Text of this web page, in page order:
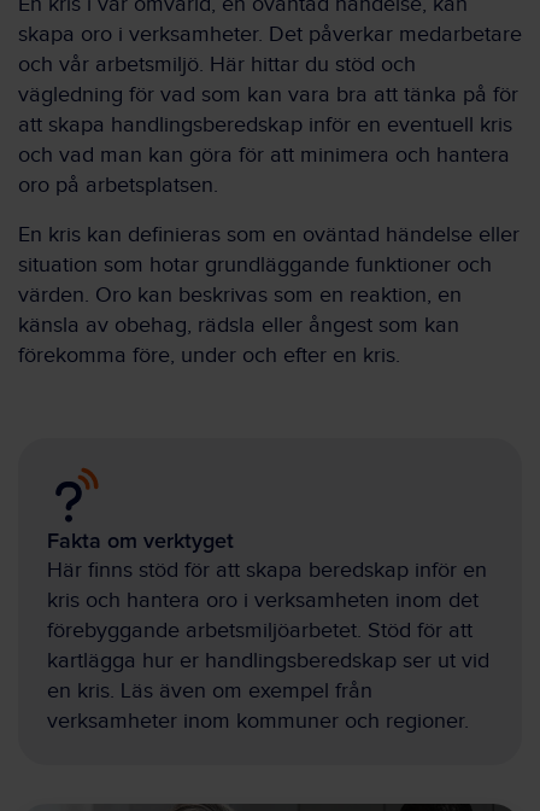
skapa oro i verksamheter. Det påverkar medarbetare
och vår arbetsmiljö. Här hittar du stöd och
vägledning för vad som kan vara bra att tänka på för
att skapa handlingsberedskap inför en eventuell kris
och vad man kan göra för att minimera och hantera
oro på arbetsplatsen.
En kris kan definieras som en oväntad händelse eller
situation som hotar grundläggande funktioner och
värden. Oro kan beskrivas som en reaktion, en
känsla av obehag, rädsla eller ångest som kan
förekomma före, under och efter en kris.
Fakta om verktyget
Här finns stöd för att skapa beredskap inför en
kris och hantera oro i verksamheten inom det
förebyggande arbetsmiljöarbetet. Stöd för att
kartlägga hur er handlingsberedskap ser ut vid
en kris. Läs även om exempel från
verksamheter inom kommuner och regioner.